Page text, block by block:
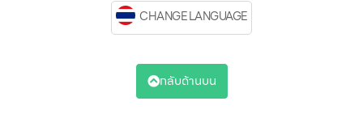
CHANGE LANGUAGE
กลับด้านบน